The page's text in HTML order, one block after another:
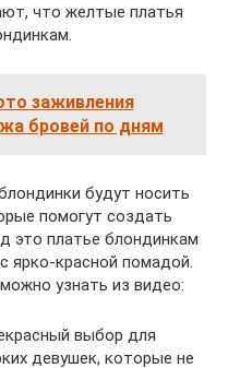
что желтые платья
заживления
бровей по дням
будут носить
помогут создать
это платье блондинкам
ярко-красной помадой.
узнать из видео:
выбор для
девушек, которые не